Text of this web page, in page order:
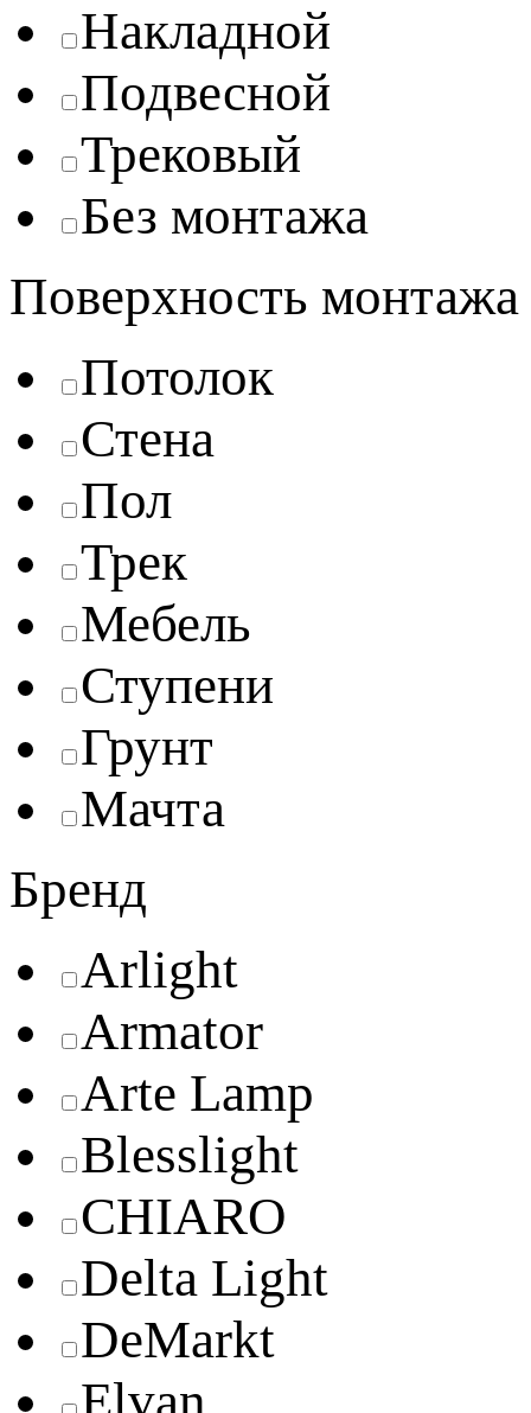
Накладной
Подвесной
Трековый
Без монтажа
Поверхность монтажа
Потолок
Стена
Пол
Трек
Мебель
Ступени
Грунт
Мачта
Бренд
Arlight
Armator
Arte Lamp
Blesslight
CHIARO
Delta Light
DeMarkt
Elvan